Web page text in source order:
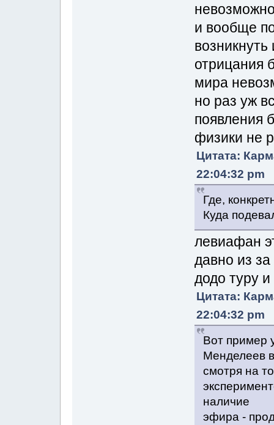
и вообще
отрицания
мира
но раз уж
появления
физики не
Цитата:
22:04:32 pm
Где,
Куда
левиафан
давно из
додо туру
Цитата:
22:04:32 pm
Вот пример
Менделеев
смотря на
наличие
эфира -